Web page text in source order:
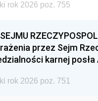
rok 2026 poz. 755
przez Sejm
karnej
rok 2026 poz. 751